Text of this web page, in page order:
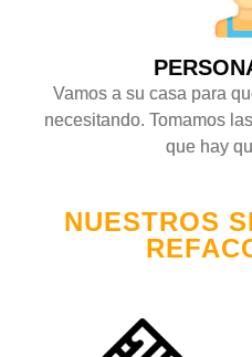
Vamos a su casa para
necesitando. Tomamos
que hay
NUESTROS